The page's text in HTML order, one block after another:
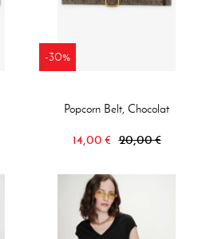
-30%
Popcorn Belt, Chocolat
14,00 € 20,00 €